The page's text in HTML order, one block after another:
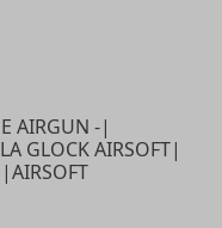
AIRGUN -|
GLOCK AIRSOFT|
|AIRSOFT